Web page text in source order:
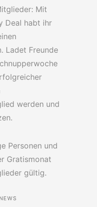
Mit
Deal habt ihr
Ladet Freunde
werden und
Personen und
Gratismonat
gültig.